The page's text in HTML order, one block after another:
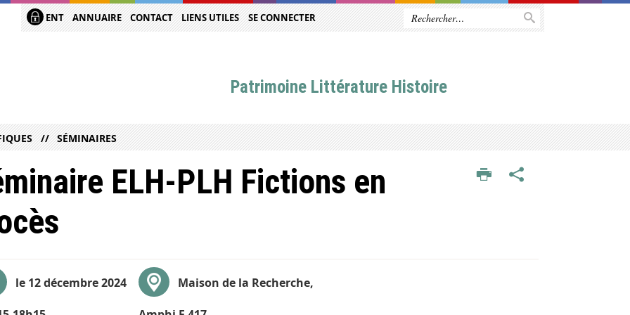
ENT ANNUAIRE CONTACT LIENS UTILES SE CONNECTER
Patrimoine Littérature Histoire
SÉMINAIRES
ELH-PLH Fictions en
le 12 décembre 2024 Maison de la Recherche,